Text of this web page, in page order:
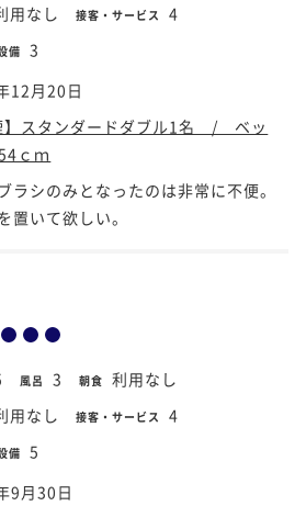
用なし 接客・サービス 4
備 3
12月20日
】スタンダードダブル1名 / ベッ
ｃｍ
ラシのみとなったのは非常に不便。
置いて欲しい。
風呂 3 朝食 利用なし
用なし 接客・サービス 4
備 5
9月30日